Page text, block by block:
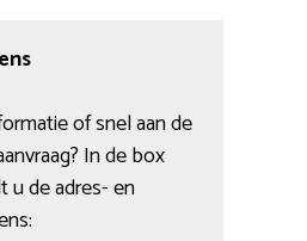
of snel aan de
In de box
u de adres- en